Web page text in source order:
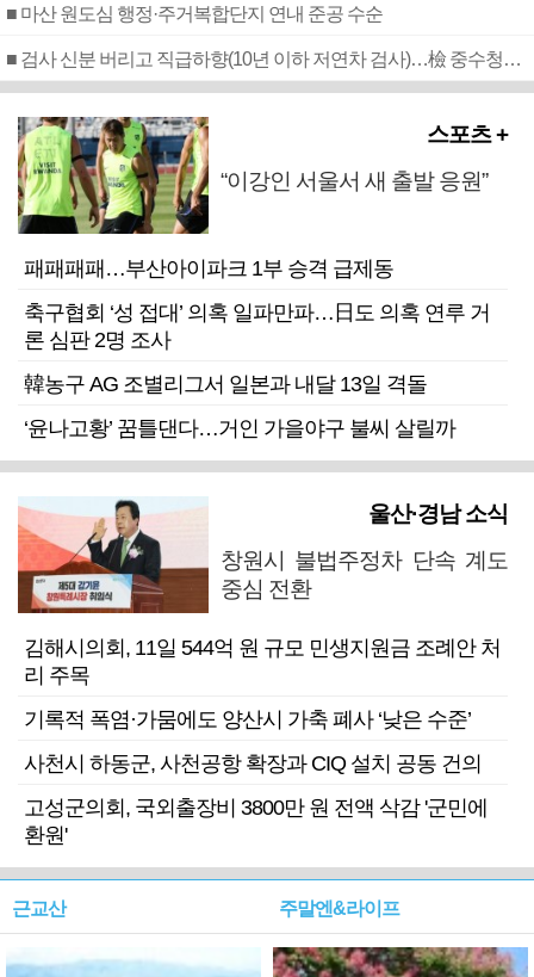
■ 마산 원도심 행정·주거복합단지 연내 준공 수순
■ 검사 신분 버리고 직급하향(10년 이하 저연차 검사)…檢 중수청행 기피
스포츠 +
“이강인 서울서 새 출발 응원”
패패패패…부산아이파크 1부 승격 급제동
축구협회 ‘성 접대’ 의혹 일파만파…日도 의혹 연루 거
론 심판 2명 조사
韓농구 AG 조별리그서 일본과 내달 13일 격돌
‘윤나고황’ 꿈틀댄다…거인 가을야구 불씨 살릴까
울산·경남 소식
창원시 불법주정차 단속 계도
중심 전환
김해시의회, 11일 544억 원 규모 민생지원금 조례안 처
리 주목
기록적 폭염·가뭄에도 양산시 가축 폐사 ‘낮은 수준’
사천시 하동군, 사천공항 확장과 CIQ 설치 공동 건의
고성군의회, 국외출장비 3800만 원 전액 삭감 '군민에
환원'
근교산 주말엔&라이프